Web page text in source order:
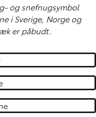
og snefnugsymbol
i Sverige, Norge og
er påbudt.